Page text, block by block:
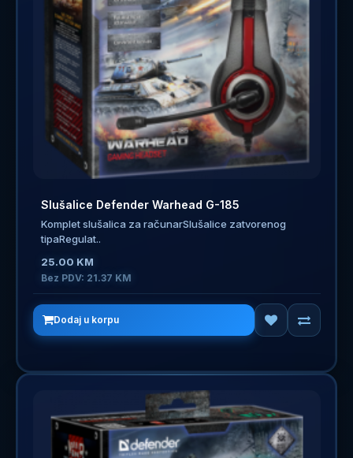
Slušalice Defender Warhead G-185
Komplet slušalica za računarSlušalice zatvorenog
tipaRegulat..
25.00 KM
Bez PDV: 21.37 KM
Dodaj u korpu